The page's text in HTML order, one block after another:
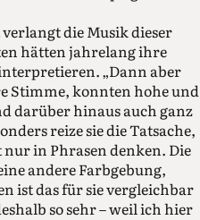
die Musik dieser
hätten jahrelang ihre
„Dann aber
Stimme, konnten hohe und
darüber hinaus auch ganz
reize sie die Tatsache,
nur in Phrasen denken. Die
andere Farbgebung,
ist das für sie vergleichbar
so sehr – weil ich hier